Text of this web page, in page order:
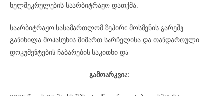
ხელშეკრულების საარბიტრაჟო დათქმა.
საარბიტრაჟო სასამართლომ ზეპირი მოსმენის გარეშე
განიხილა მოპასუხის მიმართ სარჩელისა და თანდართული
დოკუმენტების ჩაბარების საკითხი და
გამოარკვია: